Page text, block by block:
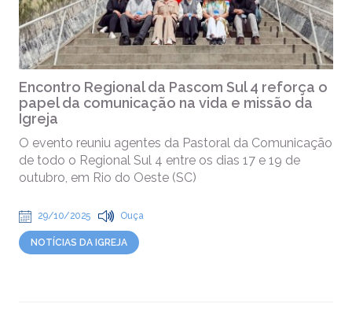
Encontro Regional da Pascom Sul 4 reforça o
papel da comunicação na vida e missão da
Igreja
O evento reuniu agentes da Pastoral da Comunicação
de todo o Regional Sul 4 entre os dias 17 e 19 de
outubro, em Rio do Oeste (SC)
29/10/2025 Ouça
NOTÍCIAS DA IGREJA